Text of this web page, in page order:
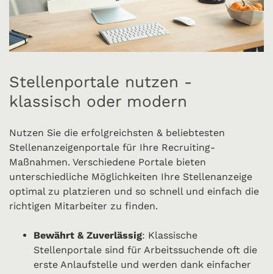
Stellenportale nutzen -
klassisch oder modern
Nutzen Sie die erfolgreichsten & beliebtesten
Stellenanzeigenportale für Ihre Recruiting-
Maßnahmen. Verschiedene Portale bieten
unterschiedliche Möglichkeiten Ihre Stellenanzeige
optimal zu platzieren und so schnell und einfach die
richtigen Mitarbeiter zu finden.
Bewährt & Zuverlässig: Klassische
Stellenportale sind für Arbeitssuchende oft die
erste Anlaufstelle und werden dank einfacher